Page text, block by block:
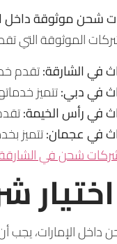
شحن موثوقة داخل
الموثوقة التي
في الشارقة:تقدم
في دبي:تتميز
في رأس الخيمة:
في عجمان:تتميز
شحن في الشارقة:
داخل الإمارات،